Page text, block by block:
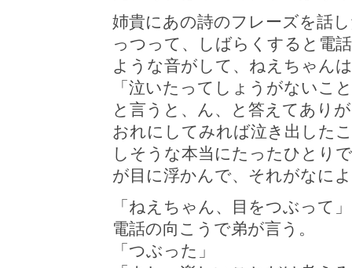
姉貴にあの詩のフレーズを話
っつって、しばらくすると電
ような音がして、ねえちゃん
「泣いたってしょうがないこ
と言うと、ん、と答えてあり
おれにしてみれば泣き出した
しそうな本当にたったひとり
が目に浮かんで、それがなに
「ねえちゃん、目をつぶって」
電話の向こうで弟が言う。
「つぶった」